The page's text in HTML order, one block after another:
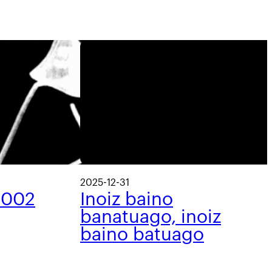
002
2025-12-31
Inoiz baino
banatuago, inoiz
baino batuago